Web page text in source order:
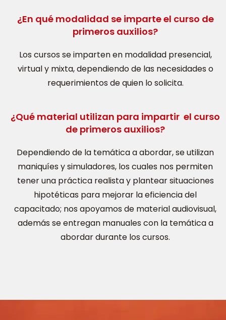
¿En qué modalidad se imparte el curso de
primeros auxilios?
Los cursos se imparten en modalidad presencial,
virtual y mixta, dependiendo de las necesidades o
requerimientos de quien lo solicita.
¿Qué material utilizan para impartir el curso
de primeros auxilios?
Dependiendo de la temática a abordar, se utilizan
maniquíes y simuladores, los cuales nos permiten
tener una práctica realista y plantear situaciones
hipotéticas para mejorar la eficiencia del
capacitado; nos apoyamos de material audiovisual,
además se entregan manuales con la temática a
abordar durante los cursos.